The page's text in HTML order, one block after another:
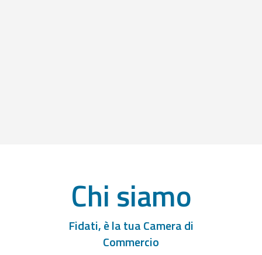
Chi siamo
Fidati, è la tua Camera di
Commercio